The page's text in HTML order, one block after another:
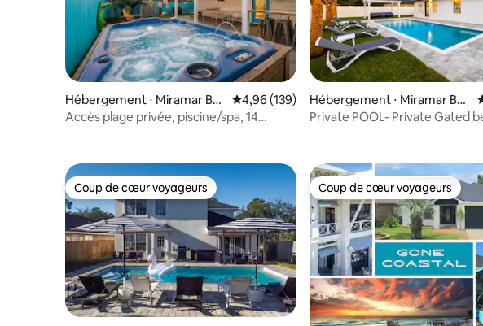
Hébergement ⋅ Miramar Be
ach
Évaluation moyenne sur la base de 139
4,96 (139)
Accès plage privée, piscine/spa, 14
Hébergement ⋅ Miramar Bea
ch
Private POOL- Private Gated
Coup de cœur voyageurs
Coup de cœur voyageurs Coup de cœur voyageurs
Coup de cœur voyageurs